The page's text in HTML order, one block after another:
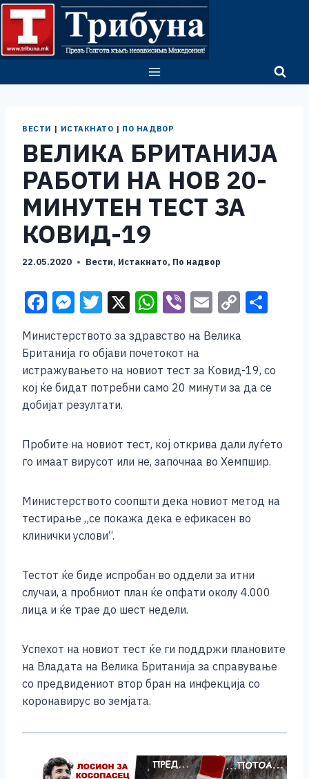
Skip
content
ВЕСТИ | ИСТАКНАТО | ПО НАДВОР
ВЕЛИКА БРИТАНИЈА
РАБОТИ НА НОВ 20-
МИНУТЕН ТЕСТ ЗА
КОВИД-19
22.05.2020 Вести, Истакнато, По надвор
F
c
e
b
o
o
k
M
ss
e
n
g
er
T
tt
er
X W
at
s
A
p
Vi
er
E
ai
l
C
p
y
Li
k
e
Министерството за здравство на Велика
Британија го објави почетокот на
истражувањето на новиот тест за Ковид-19, со
кој ќе бидат потребни само 20 минути за да се
добијат резултати.
Пробите на новиот тест, кој открива дали луѓето
го имаат вирусот или не, започнаа во Хемпшир.
Министерството соопшти дека новиот метод на
тестирање „се покажа дека е ефикасен во
клинички услови“.
Тестот ќе биде испробан во оддели за итни
случаи, а пробниот план ќе опфати околу 4.000
лица и ќе трае до шест недели.
Успехот на новиот тест ќе ги поддржи плановите
на Владата на Велика Британија за справување
со предвидениот втор бран на инфекција со
коронавирус во земјата.